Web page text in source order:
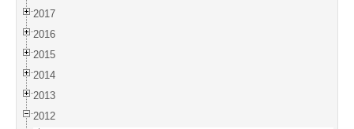
2017
2016
2015
2014
2013
2012